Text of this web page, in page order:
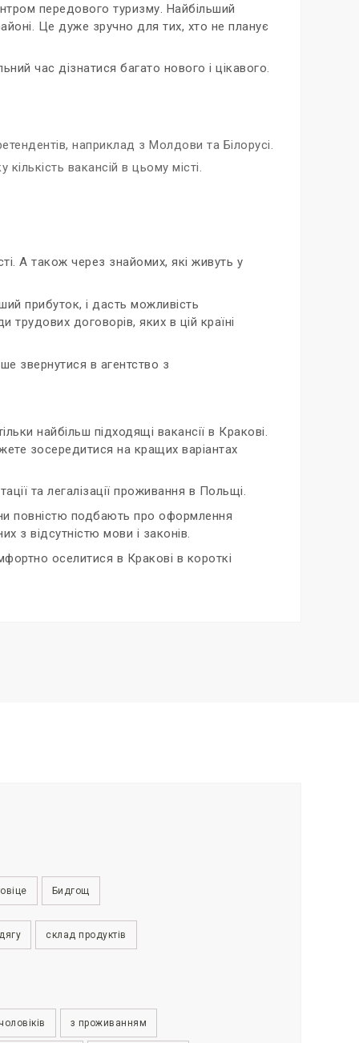
передового туризму. Найбільший
Це дуже зручно для тих, хто не планує
час дізнатися багато нового і цікавого.
наприклад з Молдови та Білорусі.
вакансій в цьому місті.
А також через знайомих, які живуть у
прибуток, і дасть можливість
договорів, яких в цій країні
звернутися в агентство з
найбільш підходящі вакансії в Кракові.
зосередитися на кращих варіантах
та легалізації проживання в Польщі.
повністю подбають про оформлення
з відсутністю мови і законів.
оселитися в Кракові в короткі
Бидгощ
склад продуктів
з проживанням